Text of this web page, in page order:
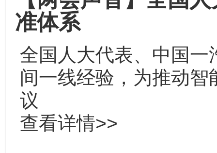
准体系
全国人大代表、中国
间一线经验，为推动
议
查看详情>>